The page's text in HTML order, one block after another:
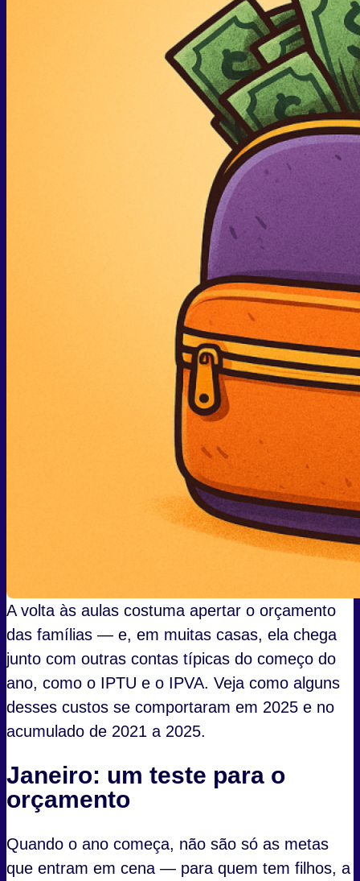
A volta às aulas costuma apertar o orçamento
das famílias — e, em muitas casas, ela chega
junto com outras contas típicas do começo do
ano, como o IPTU e o IPVA. Veja como alguns
desses custos se comportaram em 2025 e no
acumulado de 2021 a 2025.
Janeiro: um teste para o
orçamento
Quando o ano começa, não são só as metas
que entram em cena — para quem tem filhos, a